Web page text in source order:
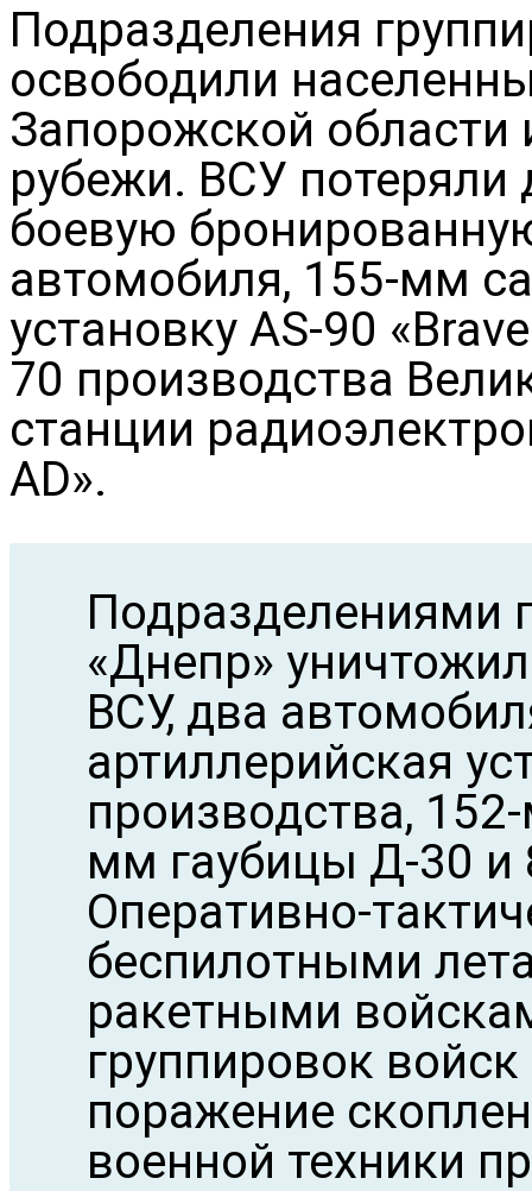
Подразделения
освободили
Запорожской
рубежи. ВСУ
боевую
автомобиля, 155-мм
установку AS-90
70 производства
станции
AD».
Подразделениями
«Днепр»
ВСУ, два
артиллерийская
производства,
мм гаубицы Д-30
Оперативно-
беспилотными
ракетными
группировок
поражение
военной техники